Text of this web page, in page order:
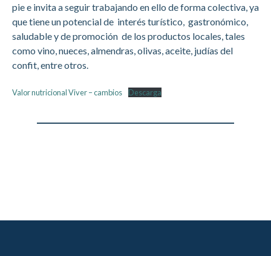
pie e invita a seguir trabajando en ello de forma colectiva, ya
que tiene un potencial de interés turístico, gastronómico,
saludable y de promoción de los productos locales, tales
como vino, nueces, almendras, olivas, aceite, judías del
confit, entre otros.
Valor nutricional Viver – cambios Descarga